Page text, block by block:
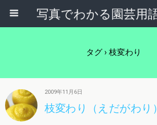
タグ › 枝変わり
2009年11月6日
枝変わり（えだがわり）